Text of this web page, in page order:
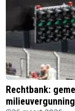
Rechtbank: